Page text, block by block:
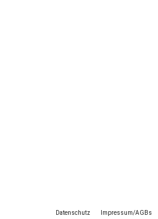
Datenschutz Impressum/AGBs